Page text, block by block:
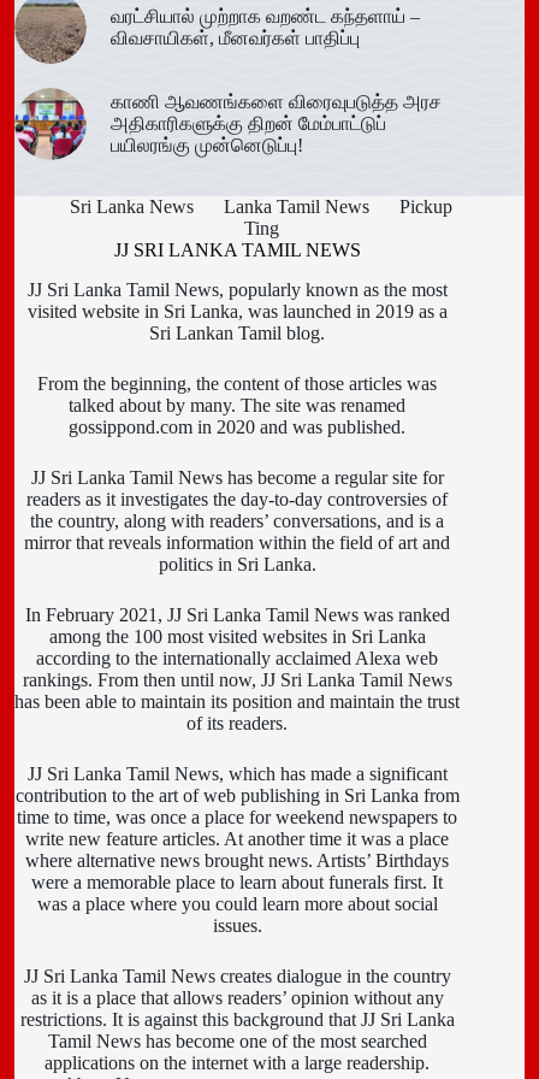
வரட்சியால் முற்றாக வறண்ட கந்தளாய் –
விவசாயிகள், மீனவர்கள் பாதிப்பு
காணி ஆவணங்களை விரைவுபடுத்த அரச
அதிகாரிகளுக்கு திறன் மேம்பாட்டுப்
பயிலரங்கு முன்னெடுப்பு!
Sri Lanka News Lanka Tamil News
Pickup
Ting
JJ SRI LANKA TAMIL NEWS
JJ Sri Lanka Tamil News, popularly known as the most
visited website in Sri Lanka, was launched in 2019 as a
Sri Lankan Tamil blog.
From the beginning, the content of those articles was
talked about by many. The site was renamed
gossippond.com in 2020 and was published.
JJ Sri Lanka Tamil News has become a regular site for
readers as it investigates the day-to-day controversies of
the country, along with readers’ conversations, and is a
mirror that reveals information within the field of art and
politics in Sri Lanka.
In February 2021, JJ Sri Lanka Tamil News was ranked
among the 100 most visited websites in Sri Lanka
according to the internationally acclaimed Alexa web
rankings. From then until now, JJ Sri Lanka Tamil News
has been able to maintain its position and maintain the trust
of its readers.
JJ Sri Lanka Tamil News, which has made a significant
contribution to the art of web publishing in Sri Lanka from
time to time, was once a place for weekend newspapers to
write new feature articles. At another time it was a place
where alternative news brought news. Artists’ Birthdays
were a memorable place to learn about funerals first. It
was a place where you could learn more about social
issues.
JJ Sri Lanka Tamil News creates dialogue in the country
as it is a place that allows readers’ opinion without any
restrictions. It is against this background that JJ Sri Lanka
Tamil News has become one of the most searched
applications on the internet with a large readership.